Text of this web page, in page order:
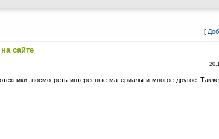
[
сайте
посмотреть интересные материалы и многое другое.